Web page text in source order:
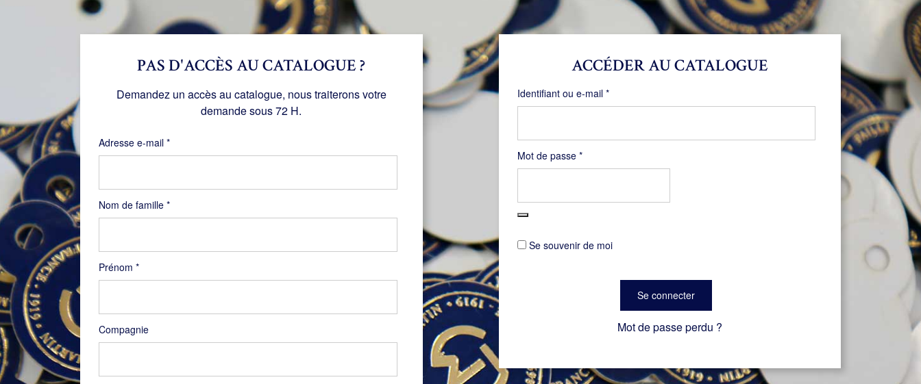
ACCÉDER AU CATALOGUE
Identifiant ou e-mail *Obligatoire
Mot de passe *Obligatoire
Se souvenir de moi
Se connecter
Mot de passe perdu ?
Nom de famille *
Prénom *
Compagnie
PAS D'ACCÈS AU CATALOGUE ?
Demandez un accès au catalogue, nous traiterons votre
demande sous 72 H.
Adresse e-mail *Obligatoire